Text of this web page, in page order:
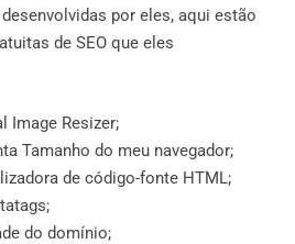
por eles, aqui estão
de SEO que eles
Image Resizer;
Tamanho do meu navegador;
de código-fonte HTML;
do domínio;